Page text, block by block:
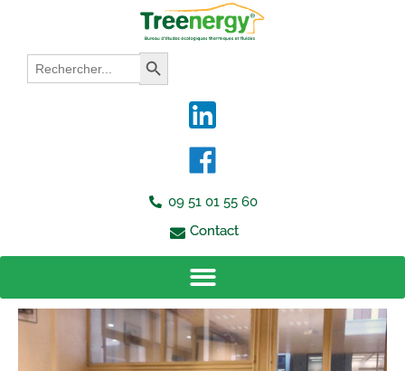
Search
for:
Search Button
09 51 01 55 60
Contact